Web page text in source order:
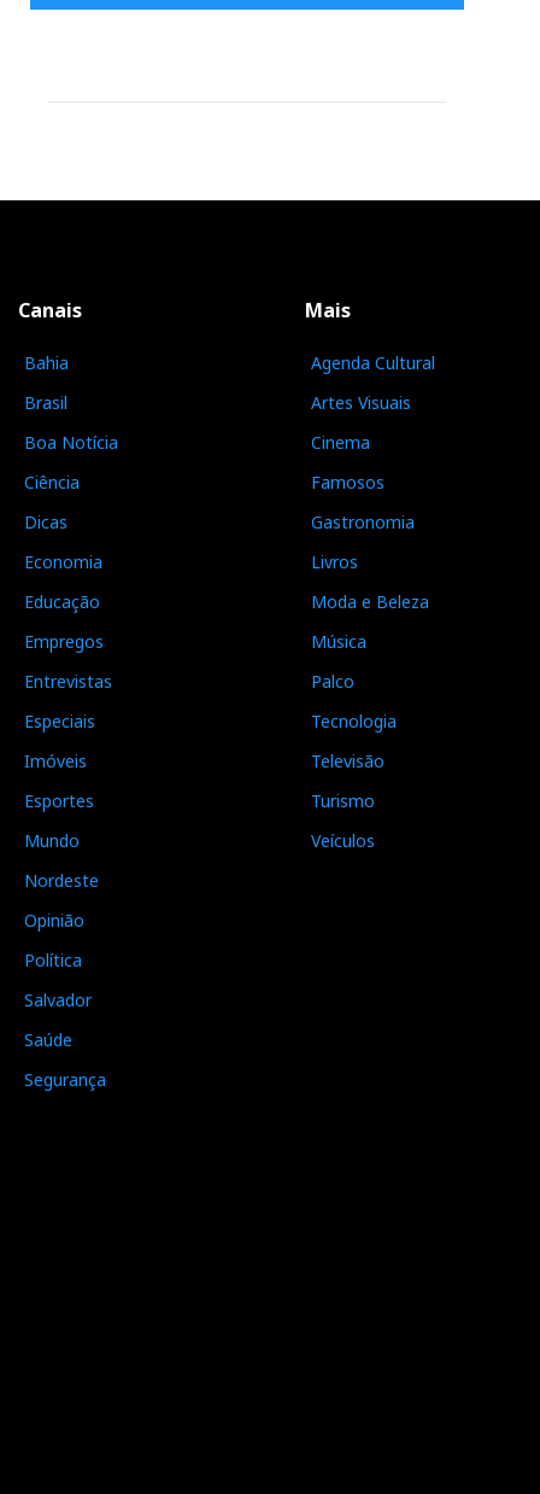
Canais
Bahia
Brasil
Boa Notícia
Ciência
Dicas
Economia
Educação
Empregos
Entrevistas
Especiais
Imóveis
Esportes
Mundo
Nordeste
Opinião
Política
Salvador
Saúde
Segurança
Mais
Agenda Cultural
Artes Visuais
Cinema
Famosos
Gastronomia
Livros
Moda e Beleza
Música
Palco
Tecnologia
Televisão
Turismo
Veículos